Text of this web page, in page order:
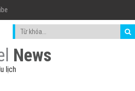
News
lịch